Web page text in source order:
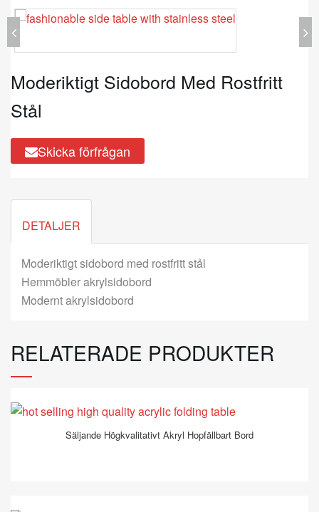
Moderiktigt Sidobord Med Rostfritt
Stål
Skicka förfrågan
DETALJER
Moderiktigt sidobord med rostfritt stål
Hemmöbler akrylsidobord
Modernt akrylsidobord
RELATERADE PRODUKTER
Säljande Högkvalitativt Akryl Hopfällbart Bord